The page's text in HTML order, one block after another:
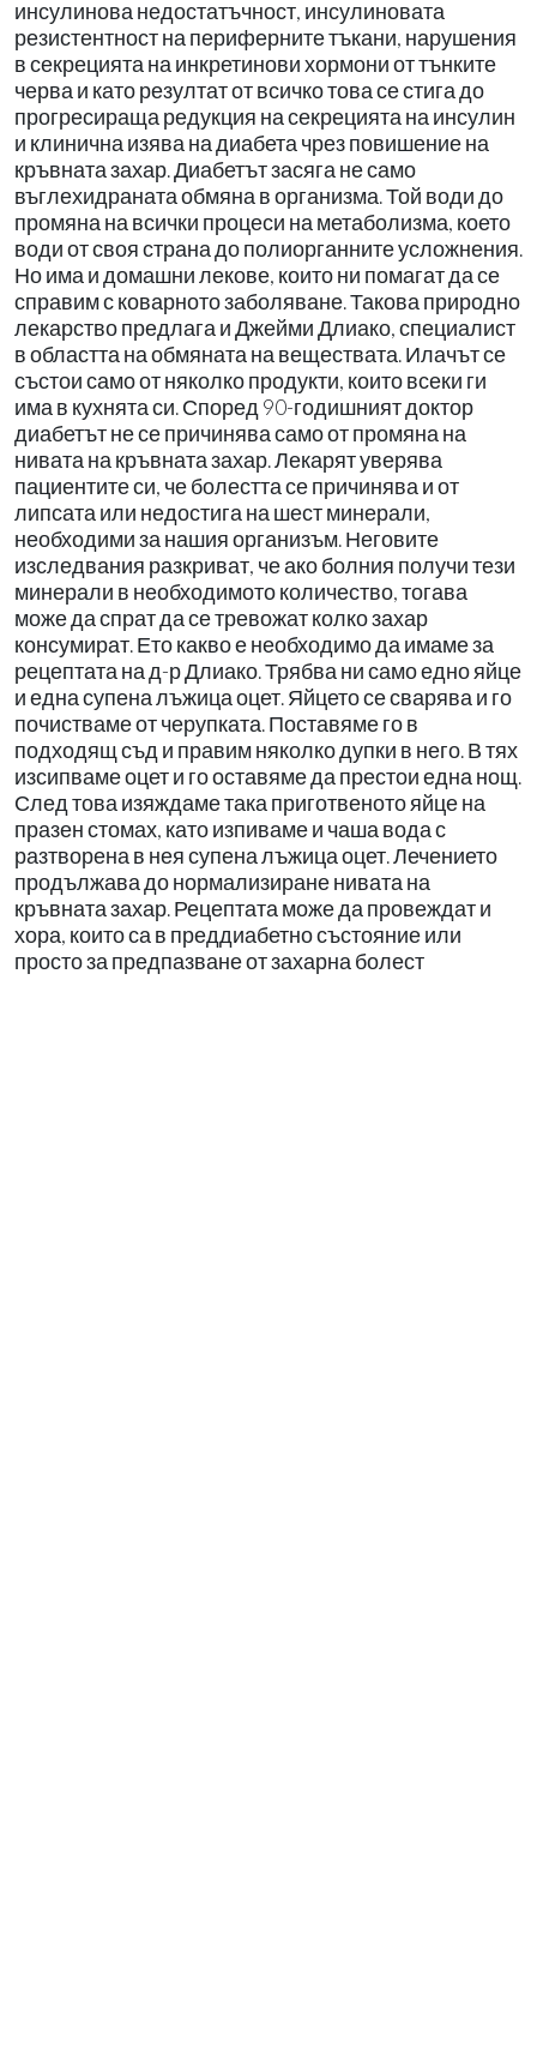
инсулинова недостатъчност, инсулиновата
резистентност на периферните тъкани, нарушения
в секрецията на инкретинови хормони от тънките
черва и като резултат от всичко това се стига до
прогресираща редукция на секрецията на инсулин
и клинична изява на диабета чрез повишение на
кръвната захар. Диабетът засяга не само
въглехидраната обмяна в организма. Той води до
промяна на всички процеси на метаболизма, което
води от своя страна до полиорганните усложнения.
Но има и домашни лекове, които ни помагат да се
справим с коварното заболяване. Такова природно
лекарство предлага и Джейми Длиако, специалист
в областта на обмяната на веществата. Илачът се
състои само от няколко продукти, които всеки ги
има в кухнята си. Според 90-годишният доктор
диабетът не се причинява само от промяна на
нивата на кръвната захар. Лекарят уверява
пациентите си, че болестта се причинява и от
липсата или недостига на шест минерали,
необходими за нашия организъм. Неговите
изследвания разкриват, че ако болния получи тези
минерали в необходимото количество, тогава
може да спрат да се тревожат колко захар
консумират. Ето какво е необходимо да имаме за
рецептата на д-р Длиако. Трябва ни само едно яйце
и една супена лъжица оцет. Яйцето се сварява и го
почистваме от черупката. Поставяме го в
подходящ съд и правим няколко дупки в него. В тях
изсипваме оцет и го оставяме да престои една нощ.
След това изяждаме така приготвеното яйце на
празен стомах, като изпиваме и чаша вода с
разтворена в нея супена лъжица оцет. Лечението
продължава до нормализиране нивата на
кръвната захар. Рецептата може да провеждат и
хора, които са в преддиабетно състояние или
просто за предпазване от захарна болест